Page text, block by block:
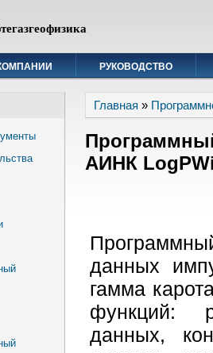
РУКОВОДСТВО
Вы здесь
Главная »
АИНК
данных
гамма
функций:
данных,